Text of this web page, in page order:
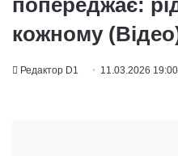
попереджає:
кожному
Редактор D1 11.03.2026 19:00